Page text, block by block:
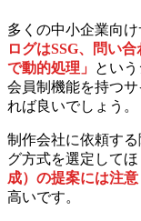
多くの中小企業向け
ログはSSG、問い
で動的処理」 とい
会員制機能を持つ
れば良いでしょう。
制作会社に依頼す
グ方式を選定してほ
成）の提案には注意
高いです。